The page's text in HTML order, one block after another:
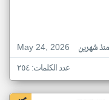
May 24, 2026
منذ شهرين
عدد الكلمات: ٢٥٤